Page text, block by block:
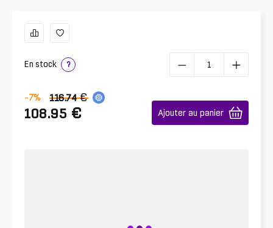
En stock ?
-7% 116.74 €
108.95 € Ajouter au panier